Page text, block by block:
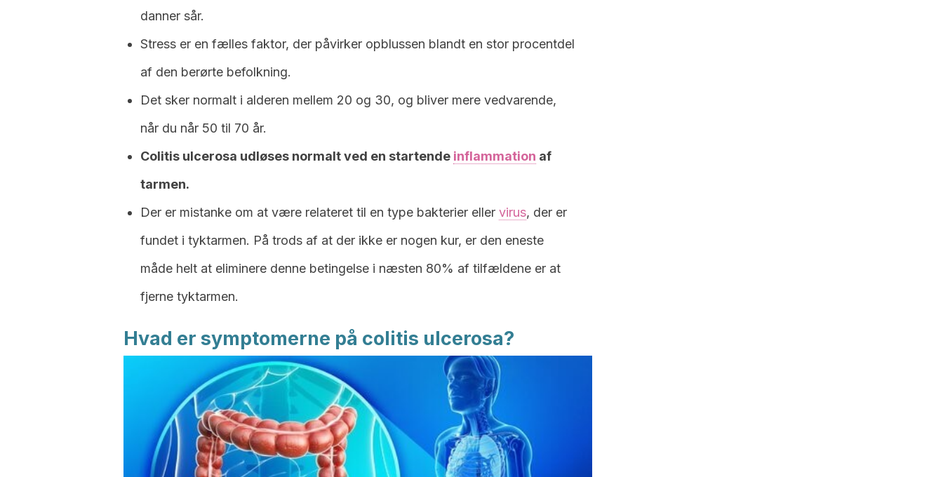
danner sår.
Stress er en fælles faktor, der påvirker opblussen blandt en stor procentdel
af den berørte befolkning.
Det sker normalt i alderen mellem 20 og 30, og bliver mere vedvarende,
når du når 50 til 70 år.
Colitis ulcerosa udløses normalt ved en startende inflammation af
tarmen.
Der er mistanke om at være relateret til en type bakterier eller virus, der er
fundet i tyktarmen. På trods af at der ikke er nogen kur, er den eneste
måde helt at eliminere denne betingelse i næsten 80% af tilfældene er at
fjerne tyktarmen.
Hvad er symptomerne på colitis ulcerosa?